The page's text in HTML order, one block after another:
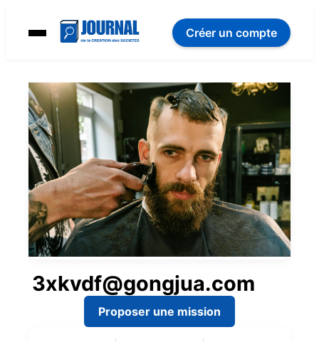
Créer un compte
3xkvdf@gongjua.com
Proposer une mission